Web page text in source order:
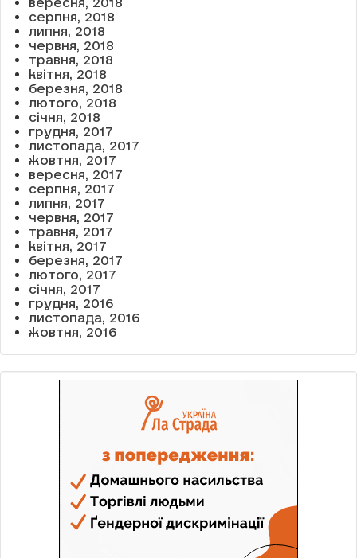
серпня, 2018
липня, 2018
червня, 2018
травня, 2018
квітня, 2018
березня, 2018
лютого, 2018
січня, 2018
грудня, 2017
листопада, 2017
жовтня, 2017
вересня, 2017
серпня, 2017
липня, 2017
червня, 2017
травня, 2017
квітня, 2017
березня, 2017
лютого, 2017
січня, 2017
грудня, 2016
листопада, 2016
жовтня, 2016